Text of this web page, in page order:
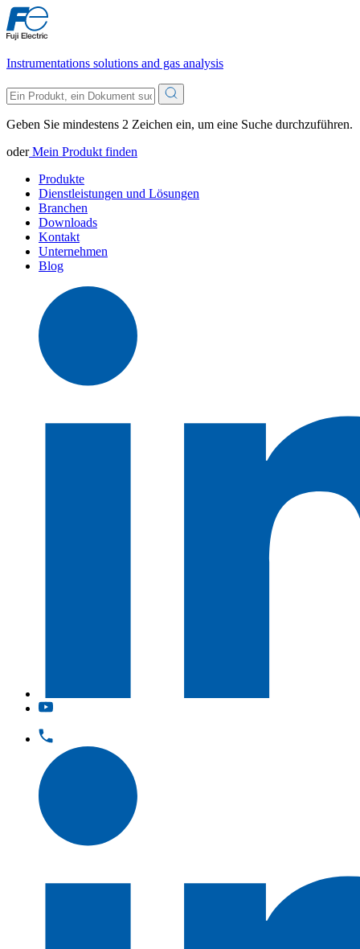
Instrumentations solutions and gas analysis
Geben Sie mindestens 2 Zeichen ein, um eine Suche durchzuführen.
oderMein Produkt finden
Produkte
Dienstleistungen und Lösungen
Branchen
Downloads
Kontakt
Unternehmen
Blog